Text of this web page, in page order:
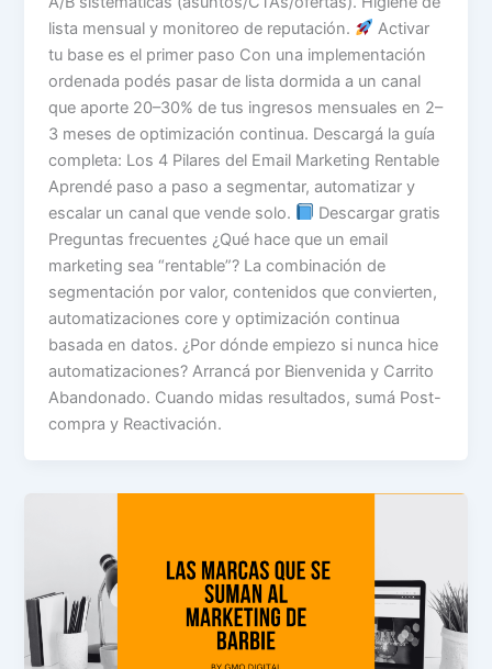
lista mensual y monitoreo de reputación.
Activar
tu base es el primer paso Con una implementación
ordenada podés pasar de lista dormida a un canal
que aporte 20–30% de tus ingresos mensuales en 2–
3 meses de optimización continua. Descargá la guía
completa: Los 4 Pilares del Email Marketing Rentable
Aprendé paso a paso a segmentar, automatizar y
escalar un canal que vende solo.
Descargar gratis
Preguntas frecuentes ¿Qué hace que un email
marketing sea “rentable”? La combinación de
segmentación por valor, contenidos que convierten,
automatizaciones core y optimización continua
basada en datos. ¿Por dónde empiezo si nunca hice
automatizaciones? Arrancá por Bienvenida y Carrito
Abandonado. Cuando midas resultados, sumá Post-
compra y Reactivación.